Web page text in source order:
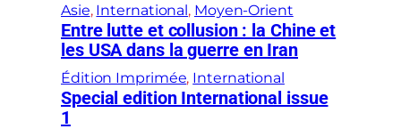
Asie, International, Moyen-Orient
Entre lutte et collusion : la Chine et
les USA dans la guerre en Iran
Édition Imprimée, International
Special edition International issue
1